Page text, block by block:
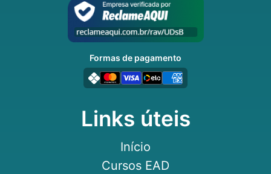
Links úteis
Início
Cursos EAD
Formas de pagamento